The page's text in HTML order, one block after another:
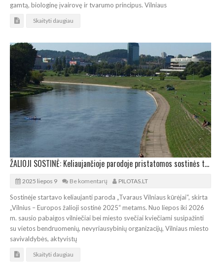
gamtą, biologinę įvairovę ir tvarumo principus. Vilniaus
Skaityti daugiau
ŽALIOJI SOSTINĖ: Keliaujančioje parodoje pristatomos sostinės tvariosios iniciatyvos
2025 liepos 9 Be komentarų PILOTAS.LT
Sostinėje startavo keliaujanti paroda „Tvaraus Vilniaus kūrėjai“, skirta
„Vilnius – Europos žalioji sostinė 2025“ metams. Nuo liepos iki 2026
m. sausio pabaigos vilniečiai bei miesto svečiai kviečiami susipažinti
su vietos bendruomenių, nevyriausybinių organizacijų, Vilniaus miesto
savivaldybės, aktyvistų
Skaityti daugiau